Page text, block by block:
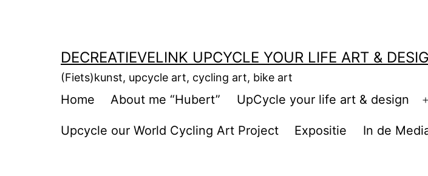
DECREATIEVELINK UPCYCLE YOUR LIFE ART &
(Fiets)kunst, upcycle art, cycling art, bike art
Home About me “Hubert” UpCycle your life art & design
Upcycle our World Cycling Art Project Expositie In de